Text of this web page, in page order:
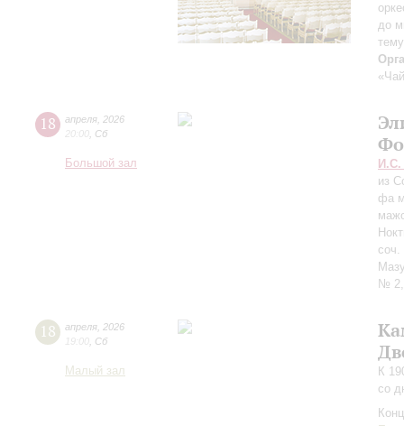
до
18 апреля 2026
20:00 Сб
Большой зал
И.С.
из
фа
№ 2,
18 апреля 2026
19:00 Сб
Малый зал
К
со